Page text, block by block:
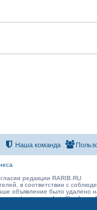
Наша команда
редакции RARIB.RU
в соответствии с
объявление было удалено
факте наadmin@rarib.ru